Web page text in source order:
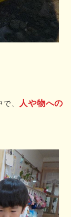
、
人や物への